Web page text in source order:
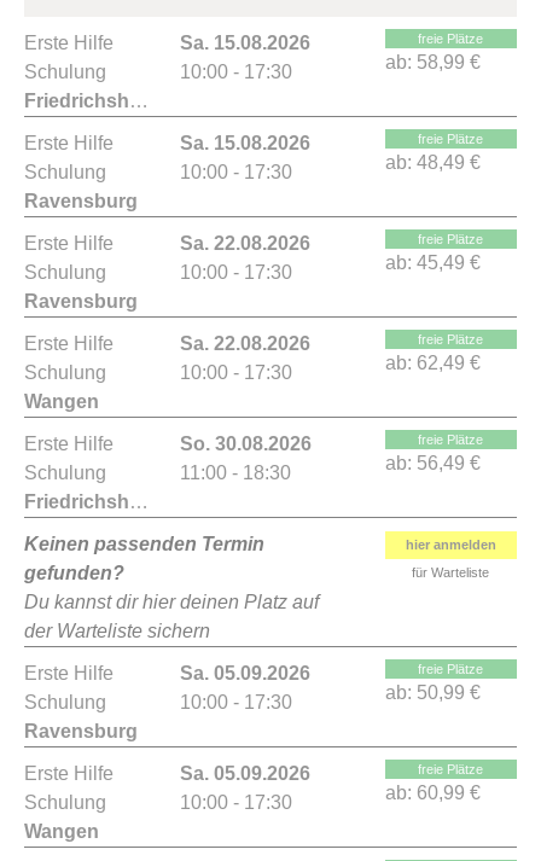
Erste Hilfe
Schulung
Friedrichshafen
Sa. 15.08.2026
10:00 - 17:30
freie Plätze
ab: 58,99 €
Erste Hilfe
Schulung
Ravensburg
Sa. 15.08.2026
10:00 - 17:30
freie Plätze
ab: 48,49 €
Erste Hilfe
Schulung
Ravensburg
Sa. 22.08.2026
10:00 - 17:30
freie Plätze
ab: 45,49 €
Erste Hilfe
Schulung
Wangen
Sa. 22.08.2026
10:00 - 17:30
freie Plätze
ab: 62,49 €
Erste Hilfe
Schulung
Friedrichshafen
So. 30.08.2026
11:00 - 18:30
freie Plätze
ab: 56,49 €
Keinen passenden Termin
gefunden?
Du kannst dir hier deinen Platz auf
der Warteliste sichern
hier anmelden
für Warteliste
Erste Hilfe
Schulung
Ravensburg
Sa. 05.09.2026
10:00 - 17:30
freie Plätze
ab: 50,99 €
Erste Hilfe
Schulung
Wangen
Sa. 05.09.2026
10:00 - 17:30
freie Plätze
ab: 60,99 €